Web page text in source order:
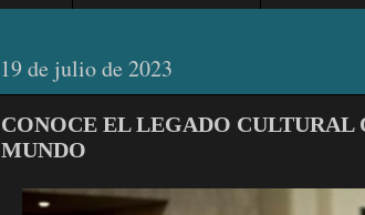
19 de julio de 2023
CONOCE EL LEGADO CULTURAL
MUNDO